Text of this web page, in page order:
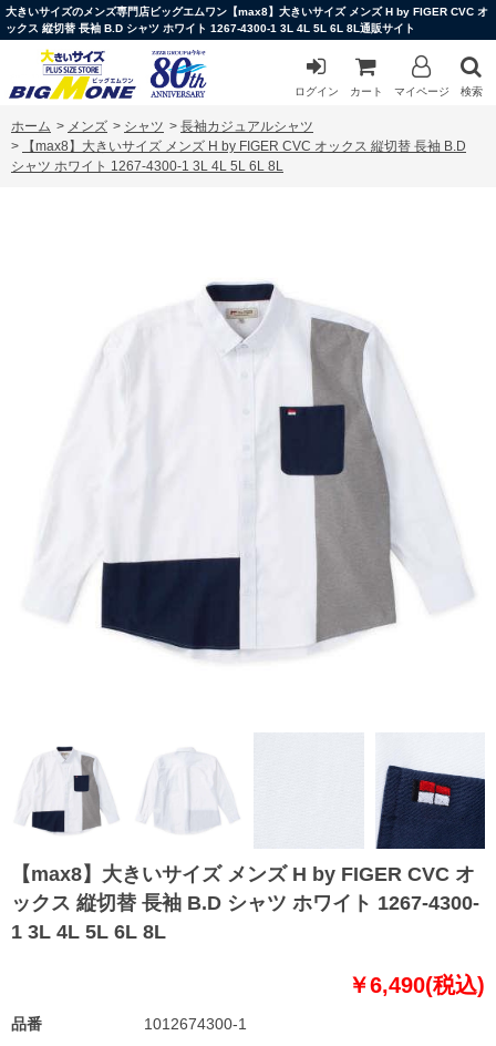
大きいサイズのメンズ専門店ビッグエムワン【max8】大きいサイズ メンズ H by FIGER CVC オ
ックス 縦切替 長袖 B.D シャツ ホワイト 1267-4300-1 3L 4L 5L 6L 8L通販サイト
ログイン カート マイページ 検索
ホーム > メンズ > シャツ > 長袖カジュアルシャツ
>
【max8】大きいサイズ メンズ H by FIGER CVC オックス 縦切替 長袖 B.D
シャツ ホワイト 1267-4300-1 3L 4L 5L 6L 8L
【max8】大きいサイズ メンズ H by FIGER CVC オ
ックス 縦切替 長袖 B.D シャツ ホワイト 1267-4300-
1 3L 4L 5L 6L 8L
￥6,490(税込)
品番 1012674300-1